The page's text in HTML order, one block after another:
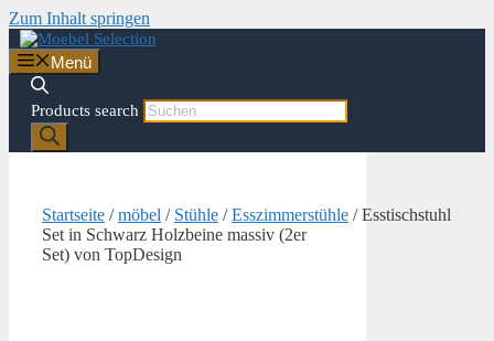
Zum Inhalt springen
Menü
Products search
Startseite /möbel / Stühle /Esszimmerstühle / Esstischstuhl
Set in Schwarz Holzbeine massiv (2er
Set) von TopDesign